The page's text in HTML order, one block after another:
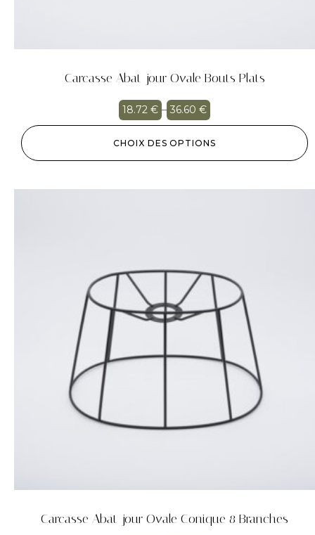
Carcasse Abat-jour Ovale Bouts Plats
18.72 € – 36.60 €
CHOIX DES OPTIONS
Carcasse Abat-jour Ovale Conique 8 Branches